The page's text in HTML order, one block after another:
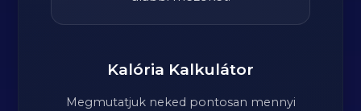
Kalória Kalkulátor
Megmutatjuk neked pontosan mennyi